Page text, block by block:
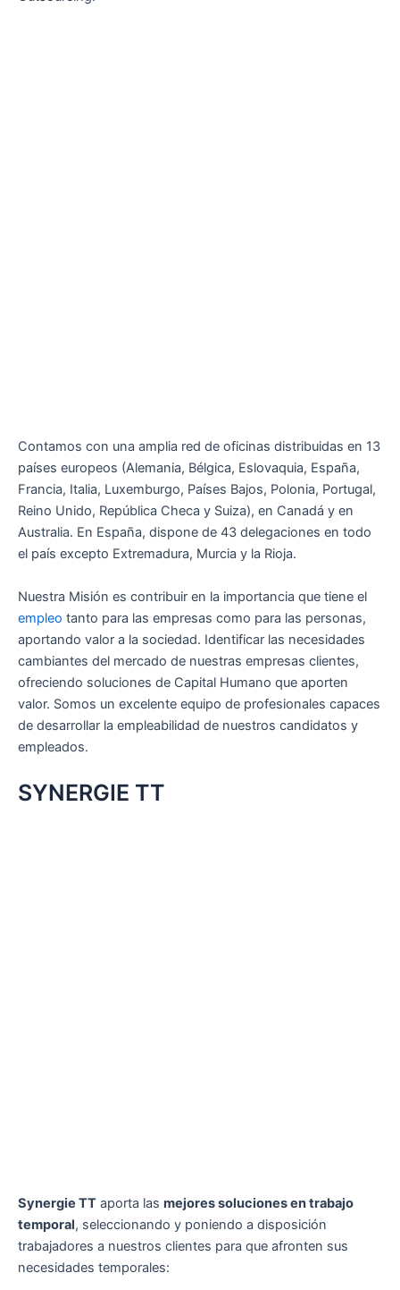
Contamos con una amplia red de oficinas distribuidas en 13
países europeos (Alemania, Bélgica, Eslovaquia, España,
Francia, Italia, Luxemburgo, Países Bajos, Polonia, Portugal,
Reino Unido, República Checa y Suiza), en Canadá y en
Australia. En España, dispone de 43 delegaciones en todo
el país excepto Extremadura, Murcia y la Rioja.
Nuestra Misión es contribuir en la importancia que tiene el
empleo tanto para las empresas como para las personas,
aportando valor a la sociedad. Identificar las necesidades
cambiantes del mercado de nuestras empresas clientes,
ofreciendo soluciones de Capital Humano que aporten
valor. Somos un excelente equipo de profesionales capaces
de desarrollar la empleabilidad de nuestros candidatos y
empleados.
SYNERGIE TT
Synergie TT aporta las mejores soluciones en trabajo
temporal, seleccionando y poniendo a disposición
trabajadores a nuestros clientes para que afronten sus
necesidades temporales: